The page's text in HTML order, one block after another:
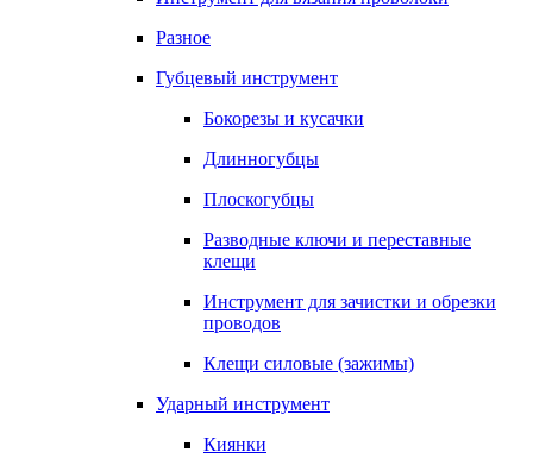
Разное
Губцевый инструмент
Бокорезы и кусачки
Длинногубцы
Плоскогубцы
Разводные ключи и переставные
клещи
Инструмент для зачистки и обрезки
проводов
Клещи силовые (зажимы)
Ударный инструмент
Киянки